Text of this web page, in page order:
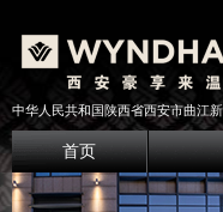
中华人民共和国陕西省西安市曲江
首页